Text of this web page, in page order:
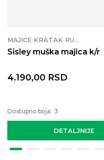
MAJICE KRATAK RUKAV
Sisley muška majica k/r
DETALJNIJE
4.190,00 RSD
Dostupno boja: 3